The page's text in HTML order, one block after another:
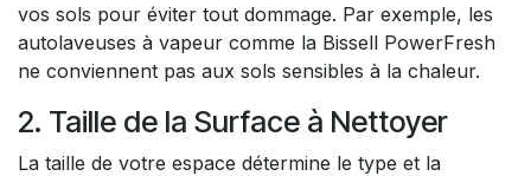
vos sols pour éviter tout dommage. Par exemple, les
autolaveuses à vapeur comme la Bissell PowerFresh
ne conviennent pas aux sols sensibles à la chaleur.
2. Taille de la Surface à Nettoyer
La taille de votre espace détermine le type et la